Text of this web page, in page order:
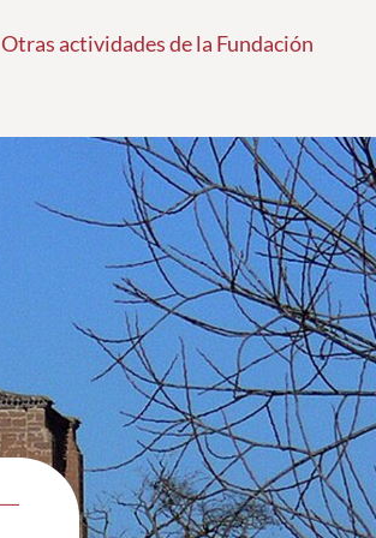
Otras actividades de la Fundación